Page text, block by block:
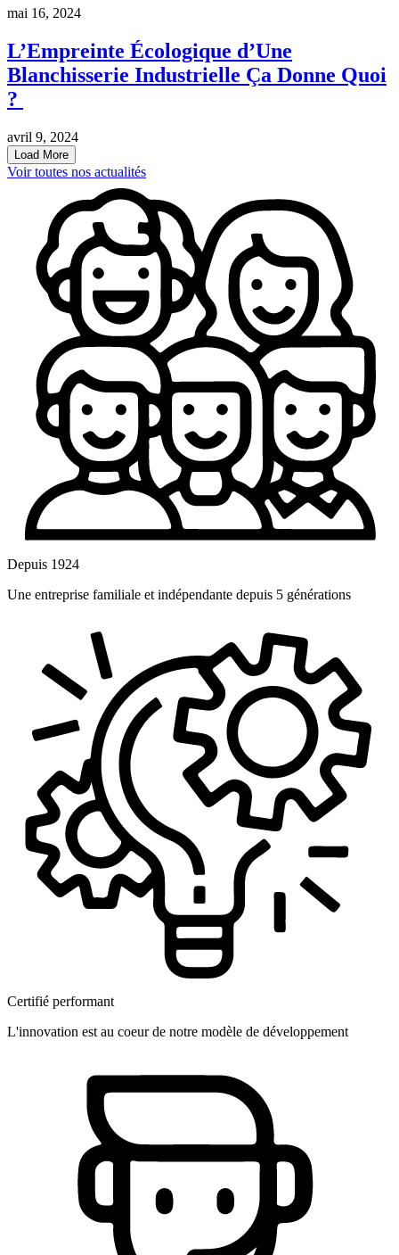
mai 16, 2024
L’Empreinte Écologique d’Une
Blanchisserie Industrielle Ça Donne Quoi
?
avril 9, 2024
Load More
Voir toutes nos actualités
Depuis 1924
Une entreprise familiale et indépendante depuis 5 générations
Certifié performant
L'innovation est au coeur de notre modèle de développement